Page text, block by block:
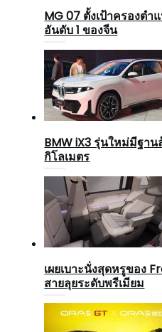
MG 07 ตั้งเป้าครองตำ
อันดับ 1 ของจีน
BMW iX3 รุ่นใหม่มีฐาน
กิโลเมตร
เผยเบาะนั่งสุดหรูของ
สายลุยระดับพรีเมียม